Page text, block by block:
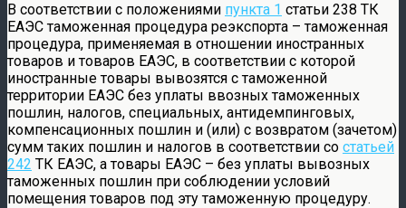
В соответствии с положениями пункта 1 статьи 238 ТК
ЕАЭС таможенная процедура реэкспорта – таможенная
процедура, применяемая в отношении иностранных
товаров и товаров ЕАЭС, в соответствии с которой
иностранные товары вывозятся с таможенной
территории ЕАЭС без уплаты ввозных таможенных
пошлин, налогов, специальных, антидемпинговых,
компенсационных пошлин и (или) с возвратом (зачетом)
сумм таких пошлин и налогов в соответствии со статьей
242 ТК ЕАЭС, а товары ЕАЭС – без уплаты вывозных
таможенных пошлин при соблюдении условий
помещения товаров под эту таможенную процедуру.